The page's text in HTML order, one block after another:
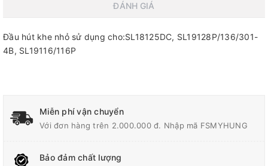
ĐÁNH GIÁ
Đầu hút khe nhỏ sử dụng cho:SL18125DC, SL19128P/136/301-
4B, SL19116/116P
Miễn phí vận chuyển
Với đơn hàng trên 2.000.000 đ. Nhập mã FSMYHUNG
Bảo đảm chất lượng